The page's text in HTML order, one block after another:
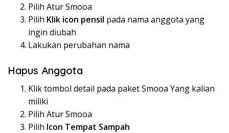
Pilih Atur Smooa
Pilih Klik icon pensil pada nama anggota yang
ingin diubah
Lakukan perubahan nama
Hapus Anggota
Klik tombol detail pada paket Smooa Yang kalian
miliki
Pilih Atur Smooa
Pilih Icon Tempat Sampah